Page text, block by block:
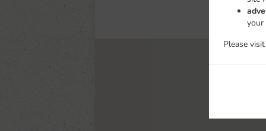
your
Please